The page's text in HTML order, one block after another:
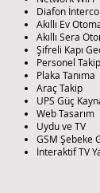
Diafon
Akıllı Ev
Akıllı Sera
Şifreli Kapı
Personel Takip
Plaka Tanıma
Araç Takip
UPS Güç
Web Tasarım
Uydu ve TV
GSM Şebeke
İnteraktif TV